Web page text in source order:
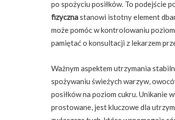
po spożyciu posiłków. To podejście
fizycznastanowi istotny element
może pomóc w kontrolowaniu
pamiętać o konsultacji z lekarzem
Ważnym aspektem utrzymania
spożywaniu świeżych warzyw,
posiłków na poziom cukru.
prostowane, jest kluczowe dla